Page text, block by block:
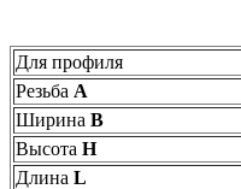
Для профиля
Резьба А
Ширина В
Высота Н
Длина L